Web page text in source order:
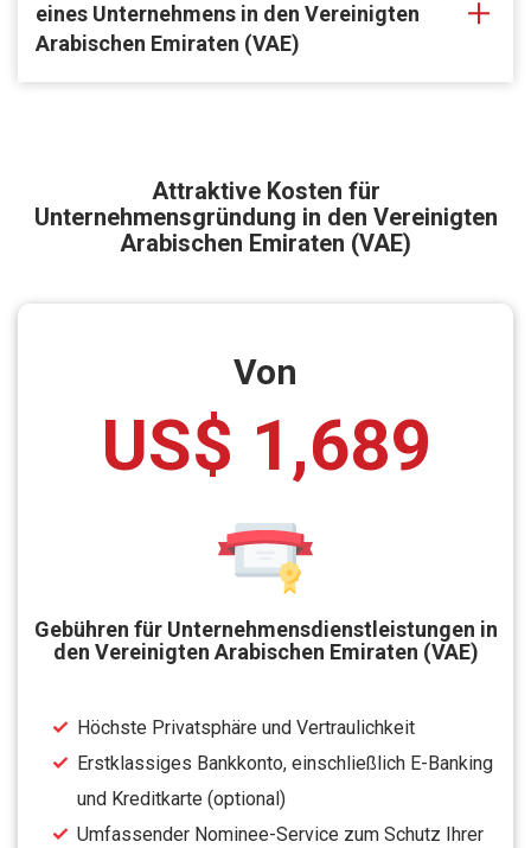
eines Unternehmens in den Vereinigten
Arabischen Emiraten (VAE)
Attraktive Kosten für
Unternehmensgründung in den Vereinigten
Arabischen Emiraten (VAE)
Von
US$ 1,689
Gebühren für Unternehmensdienstleistungen in
den Vereinigten Arabischen Emiraten (VAE)
Höchste Privatsphäre und Vertraulichkeit
Erstklassiges Bankkonto, einschließlich E-Banking
und Kreditkarte (optional)
Umfassender Nominee-Service zum Schutz Ihrer